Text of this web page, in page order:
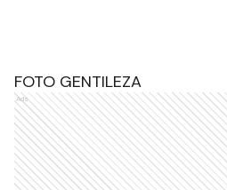
FOTO GENTILEZA
Ads